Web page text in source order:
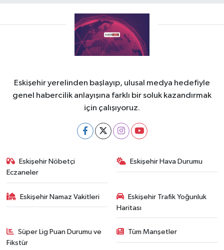
Eskişehir yerelinden başlayıp, ulusal medya hedefiyle
genel habercilik anlayışına farklı bir soluk kazandırmak
için çalışıyoruz.
Eskişehir Nöbetçi
Eczaneler
Eskişehir Hava Durumu
Eskişehir Namaz Vakitleri
Eskişehir Trafik Yoğunluk
Haritası
Süper Lig Puan Durumu ve
Fikstür
Tüm Manşetler